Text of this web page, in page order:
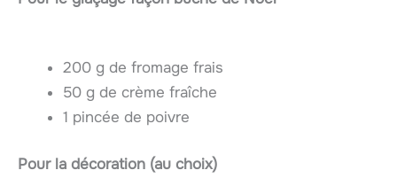
200 g de fromage frais
50 g de crème fraîche
1 pincée de poivre
Pour la décoration (au choix)